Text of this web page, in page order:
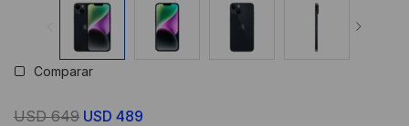
Comparar
USD649 El
USD 489